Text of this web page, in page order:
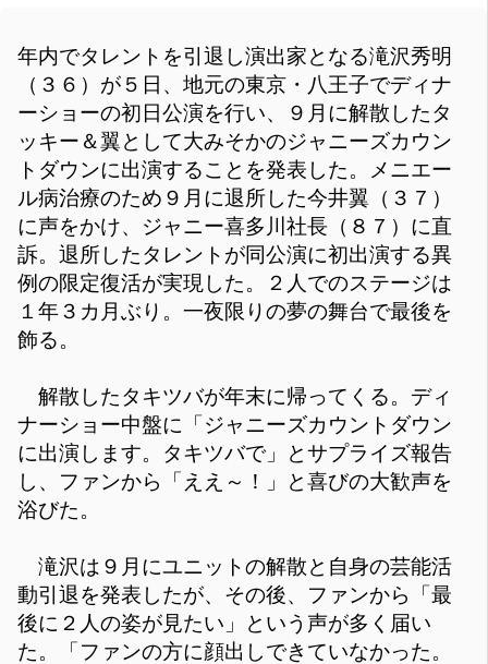
年内でタレントを引退し演出家となる滝沢秀明
（３６）が５日、地元の東京・八王子でディナ
ーショーの初日公演を行い、９月に解散したタ
ッキー＆翼として大みそかのジャニーズカウン
トダウンに出演することを発表した。メニエー
ル病治療のため９月に退所した今井翼（３７）
に声をかけ、ジャニー喜多川社長（８７）に直
訴。退所したタレントが同公演に初出演する異
例の限定復活が実現した。２人でのステージは
１年３カ月ぶり。一夜限りの夢の舞台で最後を
飾る。
解散したタキツバが年末に帰ってくる。ディ
ナーショー中盤に「ジャニーズカウントダウン
に出演します。タキツバで」とサプライズ報告
し、ファンから「ええ～！」と喜びの大歓声を
浴びた。
滝沢は９月にユニットの解散と自身の芸能活
動引退を発表したが、その後、ファンから「最
後に２人の姿が見たい」という声が多く届い
た。「ファンの方に顔出しできていなかった。